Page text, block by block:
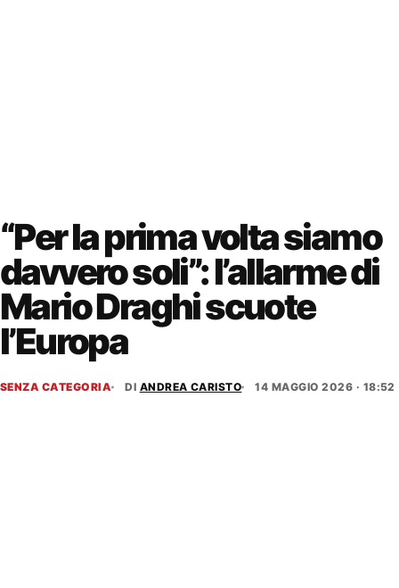
“Per la prima volta siamo
davvero soli”: l’allarme di
Mario Draghi scuote
l’Europa
SENZA CATEGORIA DI ANDREA CARISTO 14 MAGGIO 2026 · 18:52